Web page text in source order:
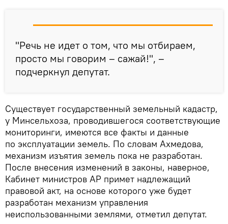
"Речь не идет о том, что мы отбираем,
просто мы говорим – сажай!", –
подчеркнул депутат.
Существует государственный земельный кадастр,
у Минсельхоза, проводившегося соответствующие
мониторинги, имеются все факты и данные
по эксплуатации земель. По словам Ахмедова,
механизм изъятия земель пока не разработан.
После внесения изменений в законы, наверное,
Кабинет министров АР примет надлежащий
правовой акт, на основе которого уже будет
разработан механизм управления
неиспользованными землями, отметил депутат.